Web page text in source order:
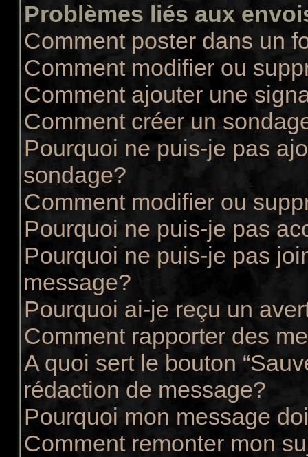
Problèmes liés aux
Comment poster dans un
Comment modifier ou
Comment ajouter une
Comment créer un
Pourquoi ne puis-je pas
sondage?
Comment modifier ou
Pourquoi ne puis-je pas
Pourquoi ne puis-je pas
message?
Pourquoi ai-je reçu un
Comment rapporter des
A quoi sert le bouton
rédaction de message?
Pourquoi mon message
Comment remonter mon